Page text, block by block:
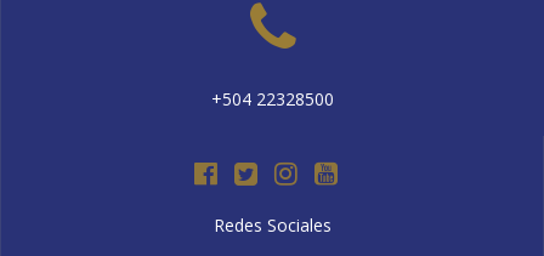
+504 22328500
Redes Sociales